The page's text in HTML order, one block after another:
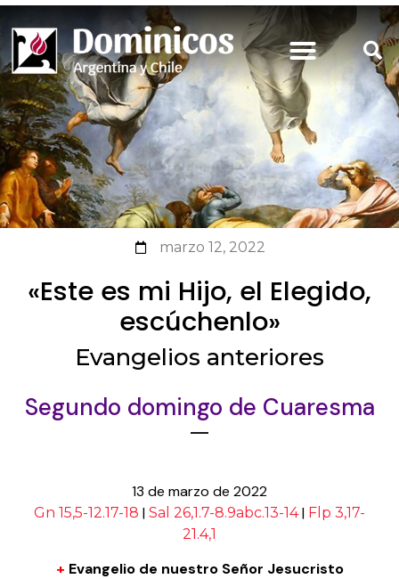
marzo 12, 2022
«Este es mi Hijo, el Elegido,
escúchenlo»
Evangelios anteriores
Segundo domingo de Cuaresma
13 de marzo de 2022
Gn 15,5-12.17-18 | Sal 26,1.7-8.9abc.13-14| Flp 3,17-
21.4,1
+ Evangelio de nuestro Señor Jesucristo